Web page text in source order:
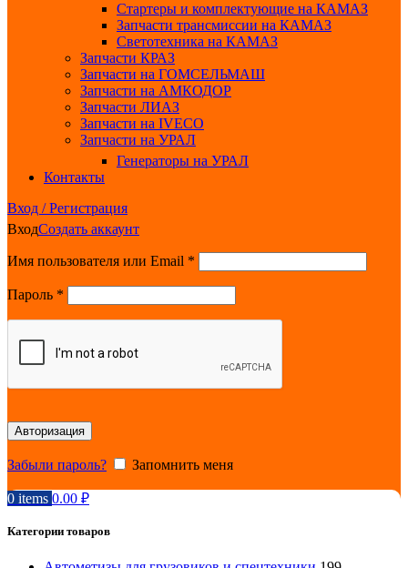
Стартеры и комплектующие на КАМАЗ
Запчасти трансмиссии на КАМАЗ
Светотехника на КАМАЗ
Запчасти КРАЗ
Запчасти на ГОМСЕЛЬМАШ
Запчасти на АМКОДОР
Запчасти ЛИАЗ
Запчасти на IVECO
Запчасти на УРАЛ
Генераторы на УРАЛ
Контакты
Вход / Регистрация
ВходСоздать аккаунт
Имя пользователя или Email *
Пароль *
Авторизация
Забыли пароль? Запомнить меня
0 items 0.00 ₽
Категории товаров